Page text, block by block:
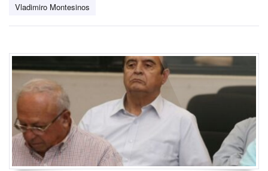
Vladimiro Montesinos